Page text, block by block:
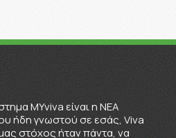
MYviva είναι η ΝΕΑ
ήδη γνωστού σε εσάς, Viva
στόχος ήταν πάντα, να